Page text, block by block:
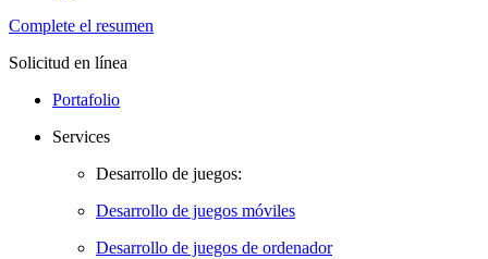
Complete el resumen
Solicitud en línea
Portafolio
Services
Desarrollo de juegos:
Desarrollo de juegos móviles
Desarrollo de juegos de ordenador